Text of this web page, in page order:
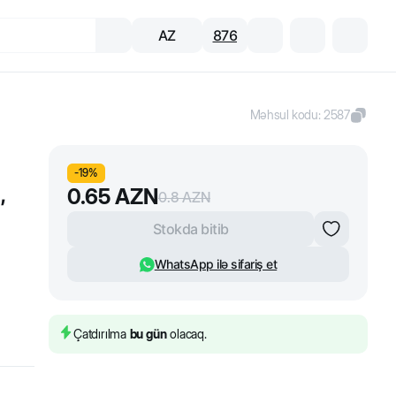
AZ 876
Məhsul kodu: 2587
-19%
0.65AZN0.8 AZN
Stokda bitib
WhatsApp ilə sifariş et
Çatdırılma bu günolacaq.